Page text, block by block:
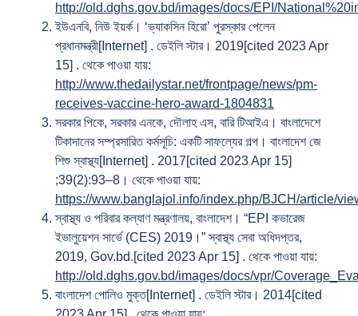
http://old.dghs.gov.bd/images/docs/EPI/
ইউএনবি, নিউ ইয়র্ক। ‘ভ্যাকসিন হিরো’ পুরস্কার পেলেন
প্রধানমন্ত্রী[Internet] . ডেইলি স্টার। 2019[cited 2023 Apr
15] . থেকে পাওয়া যায়:
http://www.thedailystar.net/frontpage/news/pm-
receives-vaccine-hero-award-1804831
সরকার পিকে, সরকার এনকে, দৌলাহ এস, বারি টিআইএ। বাংলাদেশে
টিকাদানের সম্প্রসারিত কর্মসূচি: একটি সাফল্যের গল্প। বাংলাদেশ জে
শিশু স্বাস্থ্য[Internet] . 2017[cited 2023 Apr 15]
;39(2):93–8। থেকে পাওয়া যায়:
https://www.banglajol.info/index.php/BJCH/article/
স্বাস্থ্য ও পরিবার কল্যাণ মন্ত্রণালয়, বাংলাদেশ। “EPI কভারেজ
ইভালুয়েশন সার্ভে (CES) 2019।” স্বাস্থ্য সেবা অধিদপ্তর,
2019, Gov.bd.[cited 2023 Apr 15] . থেকে পাওয়া যায়:
http://old.dghs.gov.bd/images/docs/vpr/
বাংলাদেশ পোলিও মুক্ত[Internet] . ডেইলি স্টার। 2014[cited